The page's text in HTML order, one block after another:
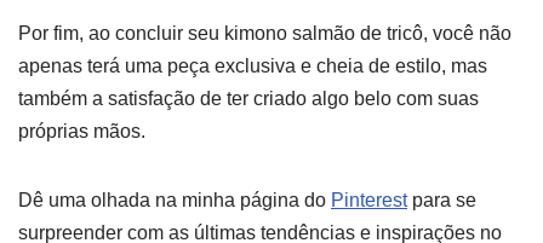
Por fim, ao concluir seu kimono salmão de tricô, você não
apenas terá uma peça exclusiva e cheia de estilo, mas
também a satisfação de ter criado algo belo com suas
próprias mãos.
Dê uma olhada na minha página do Pinterestpara se
surpreender com as últimas tendências e inspirações no